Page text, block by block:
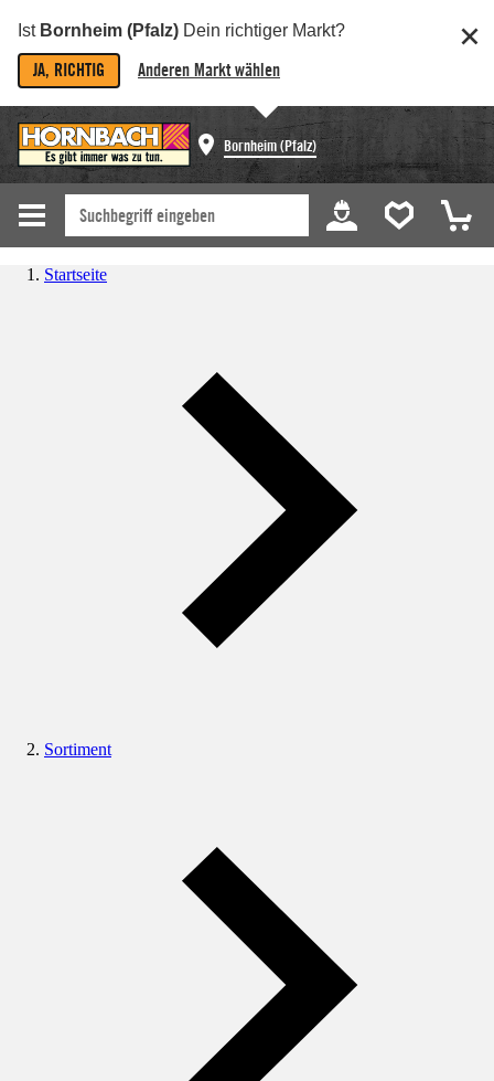
Ist Bornheim (Pfalz) Dein richtiger Markt?
JA, RICHTIG Anderen Markt wählen
Bornheim (Pfalz)
Startseite
Sortiment